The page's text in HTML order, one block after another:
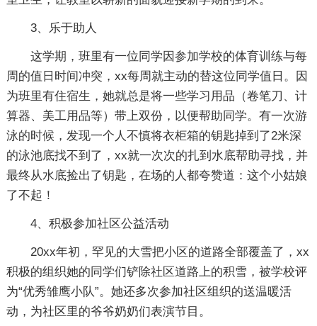
3、乐于助人
这学期，班里有一位同学因参加学校的体育训练与每
周的值日时间冲突，xx每周就主动的替这位同学值日。因
为班里有住宿生，她就总是将一些学习用品（卷笔刀、计
算器、美工用品等）带上双份，以便帮助同学。有一次游
泳的时候，发现一个人不慎将衣柜箱的钥匙掉到了2米深
的泳池底找不到了，xx就一次次的扎到水底帮助寻找，并
最终从水底捡出了钥匙，在场的人都夸赞道：这个小姑娘
了不起！
4、积极参加社区公益活动
20xx年初，罕见的大雪把小区的道路全部覆盖了，xx
积极的组织她的同学们铲除社区道路上的积雪，被学校评
为“优秀雏鹰小队”。她还多次参加社区组织的送温暖活
动，为社区里的爷爷奶奶们表演节目。